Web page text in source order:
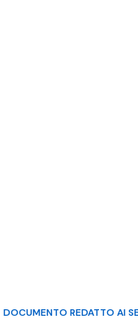
DOCUMENTO REDATTO AI